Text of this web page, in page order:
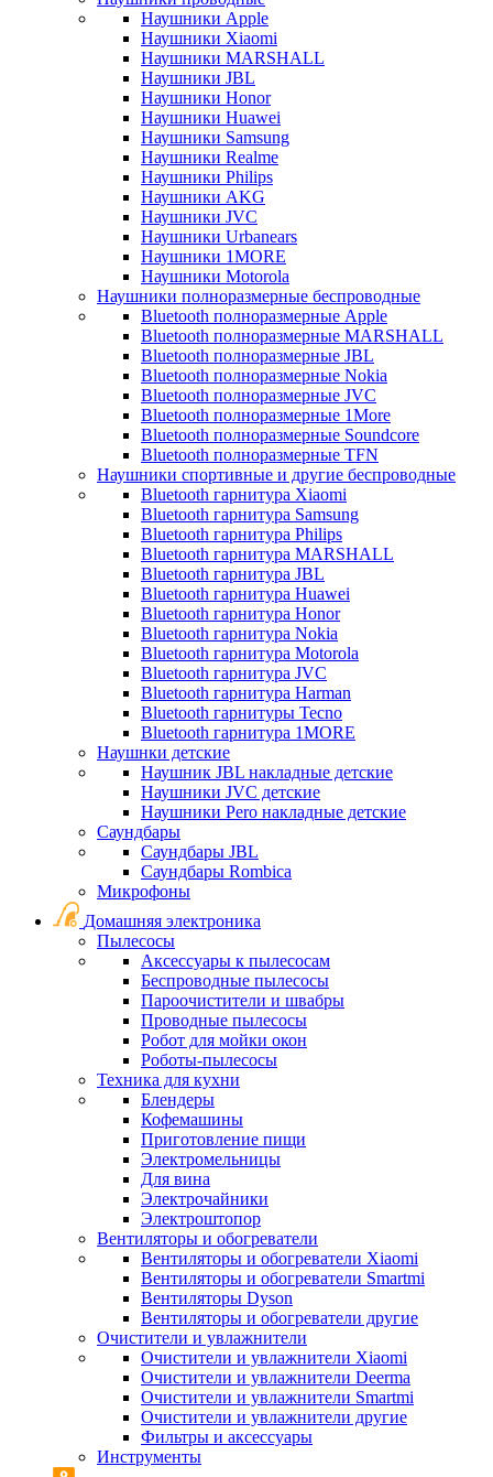
Наушники Apple
Наушники Xiaomi
Наушники MARSHALL
Наушники JBL
Наушники Honor
Наушники Huawei
Наушники Samsung
Наушники Realme
Наушники Philips
Наушники AKG
Наушники JVC
Наушники Urbanears
Наушники 1MORE
Наушники Motorola
Наушники полноразмерные беспроводные
Bluetooth полноразмерные Apple
Bluetooth полноразмерные MARSHALL
Bluetooth полноразмерные JBL
Bluetooth полноразмерные Nokia
Bluetooth полноразмерные JVC
Bluetooth полноразмерные 1More
Bluetooth полноразмерные Soundcore
Bluetooth полноразмерные TFN
Наушники спортивные и другие беспроводные
Bluetooth гарнитура Xiaomi
Bluetooth гарнитура Samsung
Bluetooth гарнитура Philips
Bluetooth гарнитура MARSHALL
Bluetooth гарнитура JBL
Bluetooth гарнитура Huawei
Bluetooth гарнитура Honor
Bluetooth гарнитура Nokia
Bluetooth гарнитура Motorola
Bluetooth гарнитура JVC
Bluetooth гарнитура Harman
Bluetooth гарнитуры Tecno
Bluetooth гарнитура 1MORE
Наушнки детские
Наушник JBL накладные детские
Наушники JVC детские
Наушники Pero накладные детские
Саундбары
Саундбары JBL
Саундбары Rombica
Микрофоны
Домашняя электроника
Пылесосы
Аксессуары к пылесосам
Беспроводные пылесосы
Пароочистители и швабры
Проводные пылесосы
Робот для мойки окон
Роботы-пылесосы
Техника для кухни
Блендеры
Кофемашины
Приготовление пищи
Электромельницы
Для вина
Электрочайники
Электроштопор
Вентиляторы и обогреватели
Вентиляторы и обогреватели Xiaomi
Вентиляторы и обогреватели Smartmi
Вентиляторы Dyson
Вентиляторы и обогреватели другие
Очистители и увлажнители
Очистители и увлажнители Xiaomi
Очистители и увлажнители Deerma
Очистители и увлажнители Smartmi
Очистители и увлажнители другие
Фильтры и аксессуары
Инструменты